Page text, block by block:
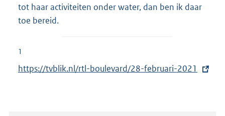
tot haar activiteiten onder water, dan ben ik daar
toe bereid.
1
E
https://tvblik.nl/rtl-boulevard/28-februari-2021